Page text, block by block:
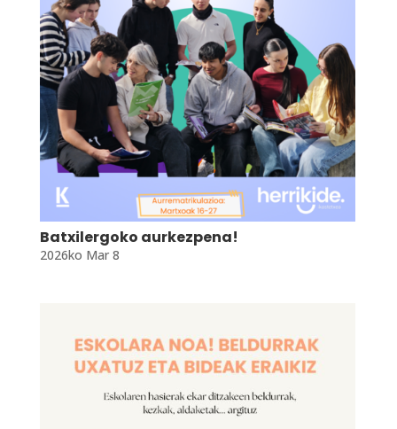
Batxilergoko aurkezpena!
2026ko Mar 8